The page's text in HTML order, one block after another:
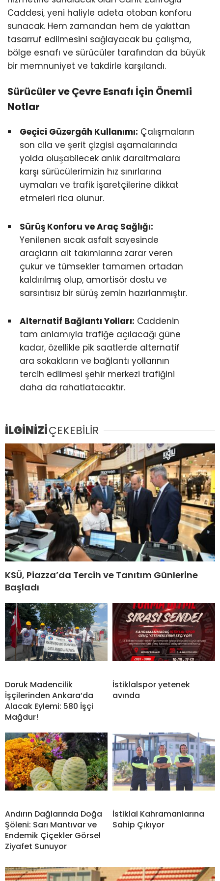
Caddesi, yeni haliyle adeta otoban konforu
sunacak. Hem zamandan hem de yakıttan
tasarruf edilmesini sağlayacak bu çalışma,
bölge esnafı ve sürücüler tarafından da büyük
bir memnuniyet ve takdirle karşılandı.
Sürücüler ve Çevre Esnafı İçin Önemli
Notlar
Geçici Güzergâh Kullanımı: Çalışmaların
son cila ve şerit çizgisi aşamalarında
yolda oluşabilecek anlık daraltmalara
karşı sürücülerimizin hız sınırlarına
uymaları ve trafik işaretçilerine dikkat
etmeleri rica olunur.
Sürüş Konforu ve Araç Sağlığı:
Yenilenen sıcak asfalt sayesinde
araçların alt takımlarına zarar veren
çukur ve tümsekler tamamen ortadan
kaldırılmış olup, amortisör dostu ve
sarsıntısız bir sürüş zemin hazırlanmıştır.
Alternatif Bağlantı Yolları: Caddenin
tam anlamıyla trafiğe açılacağı güne
kadar, özellikle pik saatlerde alternatif
ara sokakların ve bağlantı yollarının
tercih edilmesi şehir merkezi trafiğini
daha da rahatlatacaktır.
İLGİNİZİÇEKEBİLİR
KSÜ, Piazza’da Tercih ve Tanıtım Günlerine
Başladı
Doruk Madencilik
İşçilerinden Ankara’da
Alacak Eylemi: 580 İşçi
Mağdur!
İstiklalspor yetenek
avında
Andırın Dağlarında Doğa
Şöleni: Sarı Mantıvar ve
Endemik Çiçekler Görsel
Ziyafet Sunuyor
İstiklal Kahramanlarına
Sahip Çıkıyor